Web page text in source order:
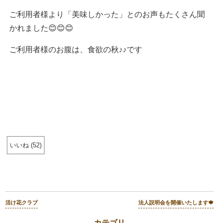
ご利用者様より「美味しかった」とのお声もたくさん聞
かれました😊😊😊
ご利用者様のお腹は、食欲の秋♪♪です
いいね (52)
活け花クラブ 法人説明会を開催いたします🍁